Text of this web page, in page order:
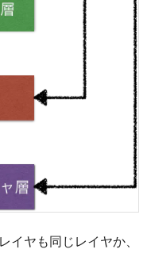
イヤも同じレイヤか、